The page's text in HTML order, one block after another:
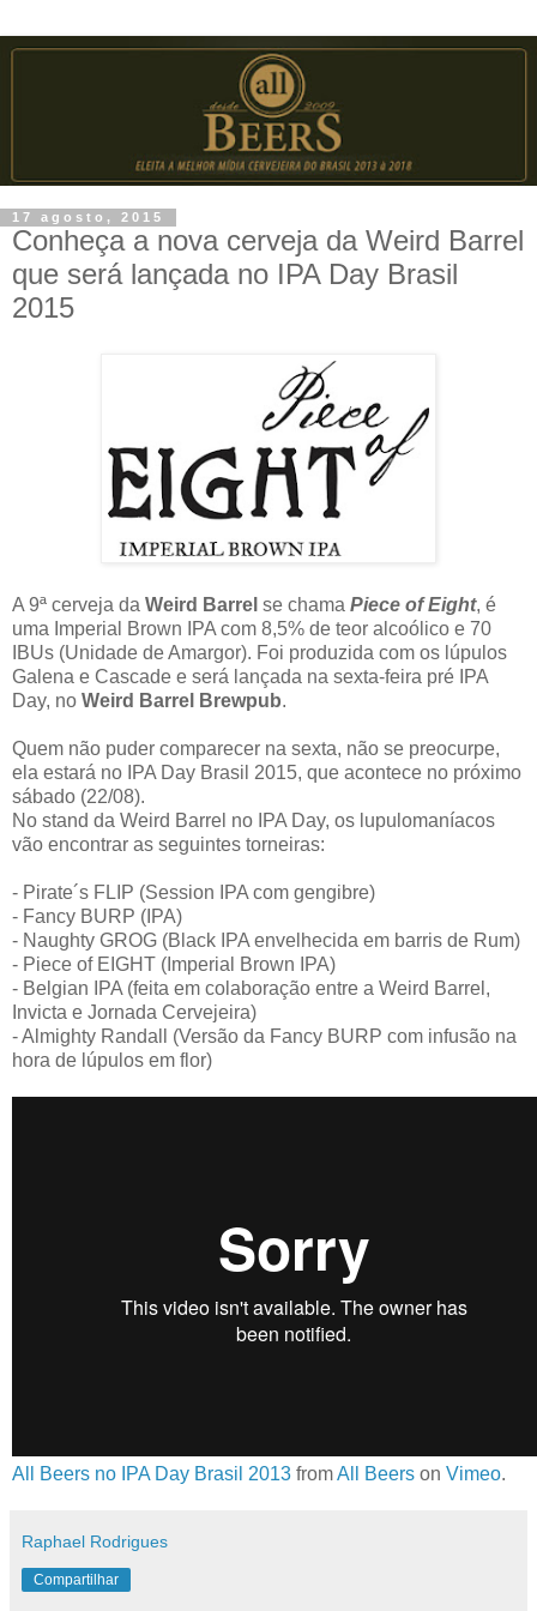
17 agosto, 2015
Conheça a nova cerveja da Weird Barrel
que será lançada no IPA Day Brasil
2015
A 9ª cerveja da Weird Barrel se chama Piece of Eight, é
uma Imperial Brown IPA com 8,5% de teor alcoólico e 70
IBUs (Unidade de Amargor). Foi produzida com os lúpulos
Galena e Cascade e será lançada na sexta-feira pré IPA
Day, no Weird Barrel Brewpub.
Quem não puder comparecer na sexta, não se preocurpe,
ela estará no IPA Day Brasil 2015, que acontece no próximo
sábado (22/08).
No stand da Weird Barrel no IPA Day, os lupulomaníacos
vão encontrar as seguintes torneiras:
- Pirate´s FLIP (Session IPA com gengibre)
- Fancy BURP (IPA)
- Naughty GROG (Black IPA envelhecida em barris de Rum)
- Piece of EIGHT (Imperial Brown IPA)
- Belgian IPA (feita em colaboração entre a Weird Barrel,
Invicta e Jornada Cervejeira)
- Almighty Randall (Versão da Fancy BURP com infusão na
hora de lúpulos em flor)
All Beers no IPA Day Brasil 2013 fromAll Beers on Vimeo.
Raphael Rodrigues
Compartilhar